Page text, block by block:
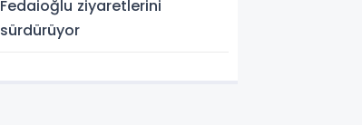
Fedaioğlu ziyaretlerini
sürdürüyor